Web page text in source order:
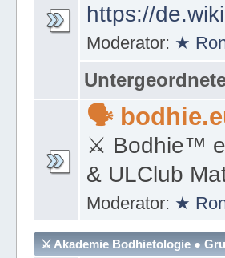
https://
Moderator: ★
🗣
⚔ Bodhie™
& ULClub
Moderator: ★
⚔ Akademie Bodhietologie ●